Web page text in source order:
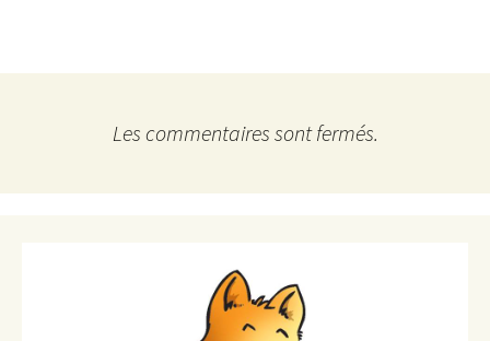
Les commentaires sont fermés.